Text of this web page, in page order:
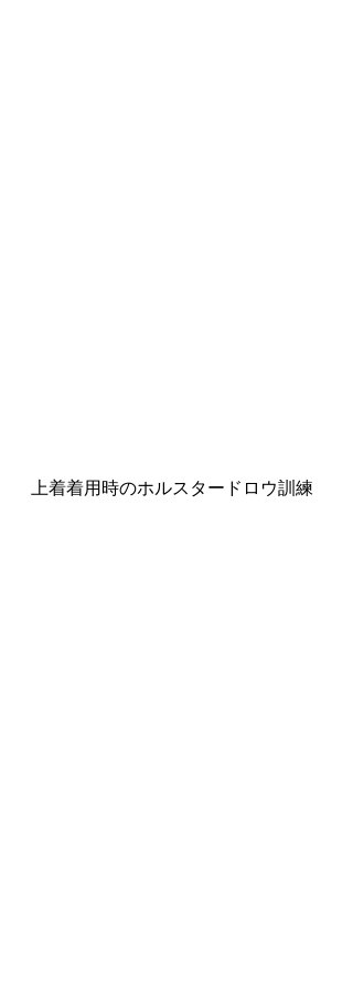
上着着用時のホルスタードロウ訓練